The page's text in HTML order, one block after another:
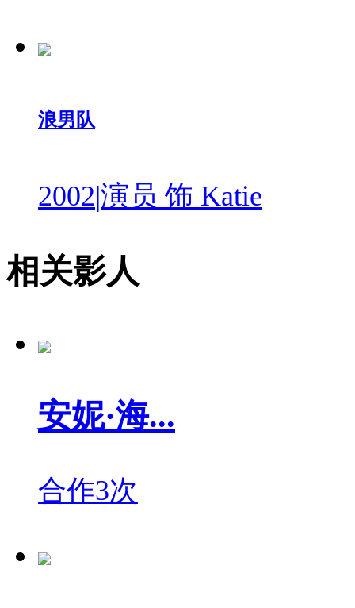
浪男队
2002|演员 饰 Katie
相关影人
安妮·海...
合作3次